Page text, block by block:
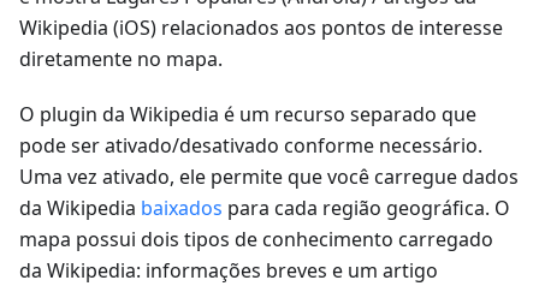
Wikipedia (iOS) relacionados aos pontos de interesse
diretamente no mapa.
O plugin da Wikipedia é um recurso separado que
pode ser ativado/desativado conforme necessário.
Uma vez ativado, ele permite que você carregue dados
da Wikipedia baixados para cada região geográfica. O
mapa possui dois tipos de conhecimento carregado
da Wikipedia: informações breves e um artigo